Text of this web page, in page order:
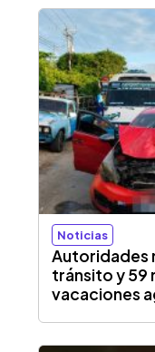
Noticias
Autoridades
tránsito y 59
vacaciones